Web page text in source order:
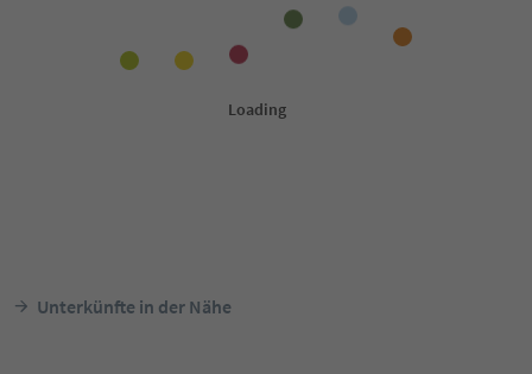
Unterkünfte in der Nähe